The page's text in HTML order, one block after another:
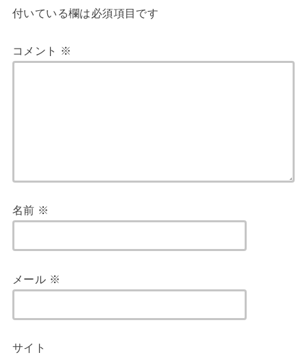
付いている欄は必須項目です
コメント ※
名前 ※
メール ※
サイト